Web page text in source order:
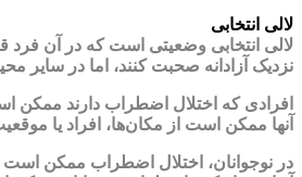
لالی انتخابی
لالی انتخابی وضعیتی است که در آن فرد
نزدیک آزادانه صحبت کنند، اما در سایر
افرادی که اختلال اضطراب دارند
آنها ممکن است از مکان‌ها، افراد یا
در نوجوانان، اختلال اضطراب ممکن است